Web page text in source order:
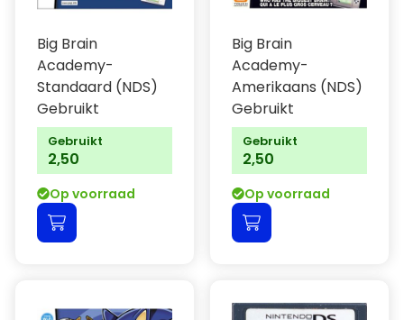
Big Brain
Academy-
Standaard (NDS)
Gebruikt
Gebruikt
2,50
Op voorraad
Big Brain
Academy-
Amerikaans (NDS)
Gebruikt
Gebruikt
2,50
Op voorraad